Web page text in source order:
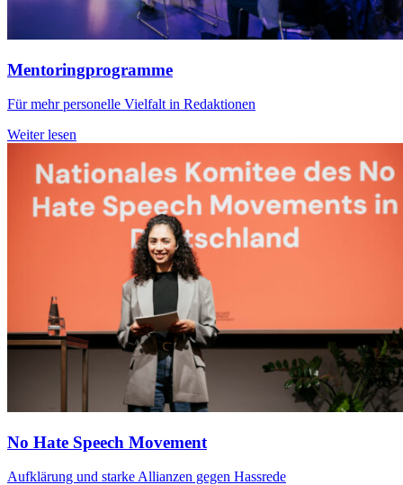
Mentoringprogramme
Für mehr personelle Vielfalt in Redaktionen
Weiter lesen
No Hate Speech Movement
Aufklärung und starke Allianzen gegen Hassrede